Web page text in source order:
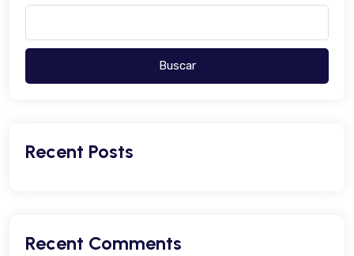
Buscar
Recent Posts
Recent Comments